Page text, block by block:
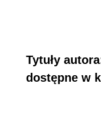
Tytuły
dostępne w